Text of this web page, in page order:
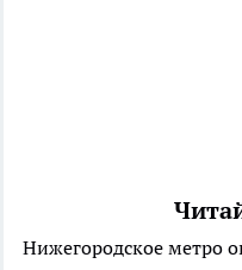
Нижегородское метро